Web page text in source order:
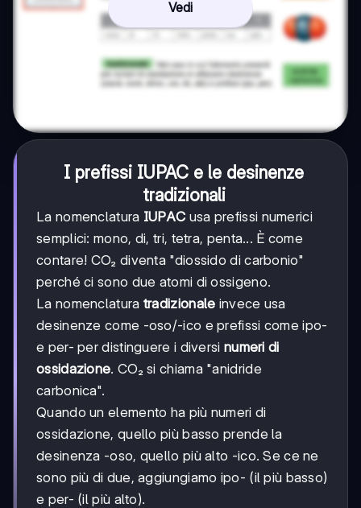
Vedi
I prefissi IUPAC e le desinenze
tradizionali
La nomenclatura IUPAC usa prefissi numerici
semplici: mono, di, tri, tetra, penta... È come
contare! CO₂ diventa "diossido di carbonio"
perché ci sono due atomi di ossigeno.
La nomenclatura tradizionale invece usa
desinenze come -oso/-ico e prefissi come ipo-
e per- per distinguere i diversi numeri di
ossidazione. CO₂ si chiama "anidride
carbonica".
Quando un elemento ha più numeri di
ossidazione, quello più basso prende la
desinenza -oso, quello più alto -ico. Se ce ne
sono più di due, aggiungiamo ipo- (il più basso)
e per- (il più alto).